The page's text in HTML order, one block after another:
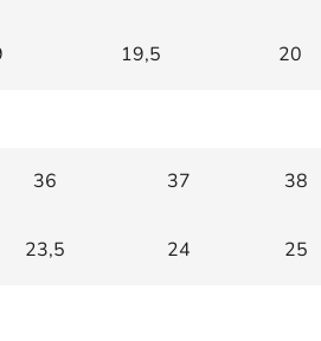
19,5 20
36 37 38
23,5 24 25